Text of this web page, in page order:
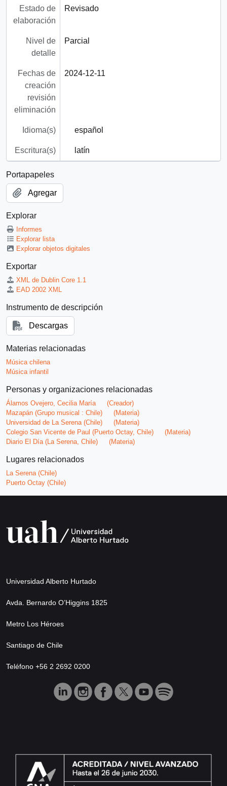
Estado de
elaboración
Revisado
Nivel de
detalle
Parcial
Fechas de
creación
revisión
eliminación
2024-12-11
Idioma(s) español
Escritura(s) latín
Portapapeles
Agregar
Explorar
Informes
Explorar lista
Explorar objetos digitales
Exportar
XML de Dublin Core 1.1
EAD 2002 XML
Instrumento de descripción
Descargas
Materias relacionadas
Música chilena
Música infantil
Personas y organizaciones relacionadas
Álamos Ovejero, Cecilia María
(Creador)
Mazapán (Grupo musical : Chile)
(Materia)
Universidad de La Serena (Chile)
(Materia)
Colegio San Vicente de Paul (Puerto Octay, Chile)
(Materia)
Diario El Día (La Serena, Chile)
(Materia)
Lugares relacionados
La Serena (Chile)
Puerto Octay (Chile)
Universidad Alberto Hurtado
Avda. Bernardo O’Higgins 1825
Metro Los Héroes
Santiago de Chile
Teléfono +56 2 2692 0200